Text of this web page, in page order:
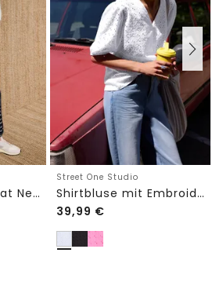
Basic Shirt mit Boat Neck und Elastikbund
Street One Studio
Shirtbluse mit Embroidery-Front
39,99 €